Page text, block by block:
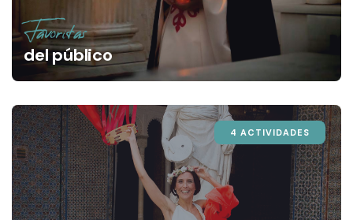
Favoritas
del público
4 ACTIVIDADES